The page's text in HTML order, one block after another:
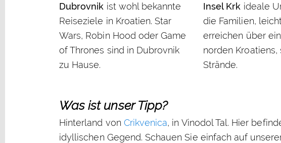
Dubrovnik ist wohl bekannte
Reiseziele in Kroatien. Star
Wars, Robin Hood oder Game
of Thrones sind in Dubrovnik
zu Hause.
Insel Krk ideale
die Familien,
erreichen über
norden Kroatiens,
Strände.
Was ist unser Tipp?
Hinterland von Crikvenica, in Vinodol Tal. Hier
idyllischen Gegend. Schauen Sie einfach auf